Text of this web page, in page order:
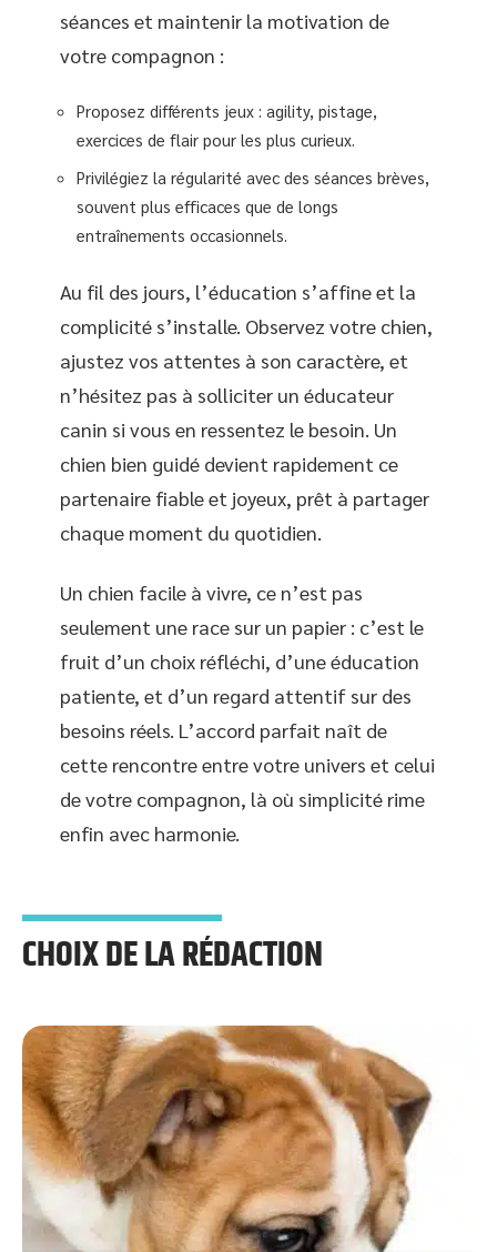
séances et maintenir la motivation de
votre compagnon :
Proposez différents jeux : agility, pistage,
exercices de flair pour les plus curieux.
Privilégiez la régularité avec des séances brèves,
souvent plus efficaces que de longs
entraînements occasionnels.
Au fil des jours, l’éducation s’affine et la
complicité s’installe. Observez votre chien,
ajustez vos attentes à son caractère, et
n’hésitez pas à solliciter un éducateur
canin si vous en ressentez le besoin. Un
chien bien guidé devient rapidement ce
partenaire fiable et joyeux, prêt à partager
chaque moment du quotidien.
Un chien facile à vivre, ce n’est pas
seulement une race sur un papier : c’est le
fruit d’un choix réfléchi, d’une éducation
patiente, et d’un regard attentif sur des
besoins réels. L’accord parfait naît de
cette rencontre entre votre univers et celui
de votre compagnon, là où simplicité rime
enfin avec harmonie.
CHOIX DE LA RÉDACTION